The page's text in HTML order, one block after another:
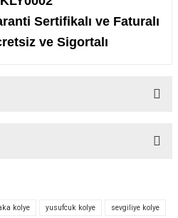
Sertifikalı ve Faturalı
ve Sigortalı
yorumu siz yapın!
kolye yusufcuk kolye sevgiliye kolye